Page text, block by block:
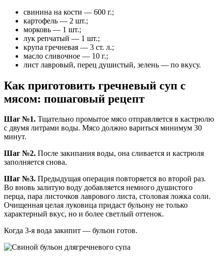
свинина на кости — 600 г.;
картофель — 2 шт.;
морковь — 1 шт.;
лук репчатый — 1 шт.;
крупа гречневая — 3 ст. л.;
масло сливочное — 10 г.;
лист лавровый, перец душистый, зелень — по вкусу.
Как приготовить гречневый суп с
мясом: пошаговый рецепт
Шаг №1. Тщательно промытое мясо отправляется в кастрюлю
с двумя литрами воды. Мясо должно вариться минимум 30
минут.
Шаг №2. После закипания воды, она сливается и кастрюля
заполняется снова.
Шаг №3. Предыдущая операция повторяется во второй раз.
Во вновь залитую воду добавляется немного душистого
перца, пара листочков лаврового листа, столовая ложка соли.
Очищенная целая луковица придаст бульону не только
характерный вкус, но и более светлый оттенок.
Когда 3-я вода закипит — бульон готов.